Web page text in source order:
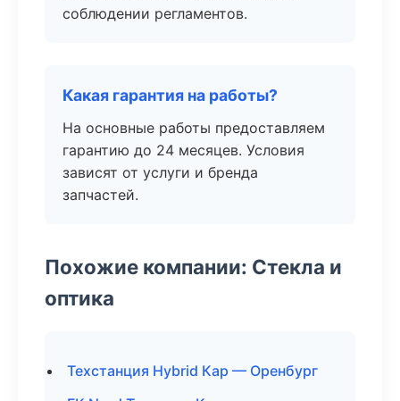
соблюдении регламентов.
Какая гарантия на работы?
На основные работы предоставляем
гарантию до 24 месяцев. Условия
зависят от услуги и бренда
запчастей.
Похожие компании: Стекла и
оптика
Техстанция Hybrid Кар — Оренбург